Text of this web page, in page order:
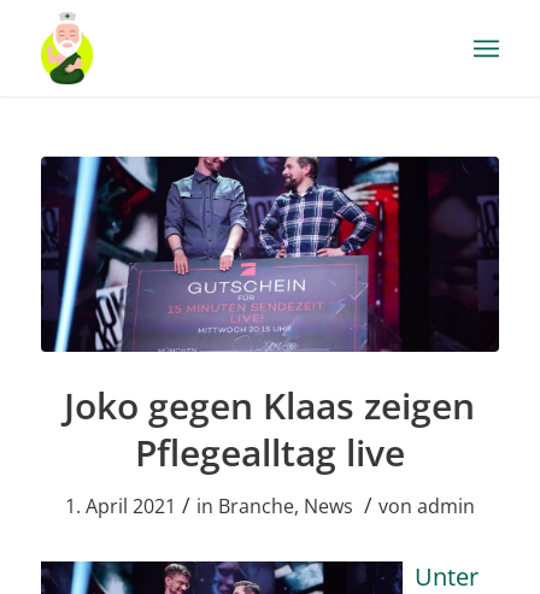
Joko gegen Klaas zeigen
Pflegealltag live
1. April 2021 / in Branche, News / von admin
Unter